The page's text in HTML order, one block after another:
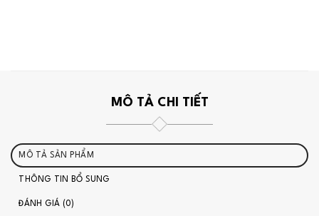
MÔ TẢ CHI TIẾT
MÔ TẢ SẢN PHẨM
THÔNG TIN BỔ SUNG
ĐÁNH GIÁ (0)